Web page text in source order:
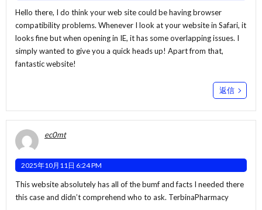
Hello there, I do think your web site could be having browser
compatibility problems. Whenever I look at your website in Safari, it
looks fine but when opening in IE, it has some overlapping issues. I
simply wanted to give you a quick heads up! Apart from that,
fantastic website!
返信
ec0mt
2025年10月11日 6:24 PM
This website absolutely has all of the bumf and facts I needed there
this case and didn’t comprehend who to ask. TerbinaPharmacy